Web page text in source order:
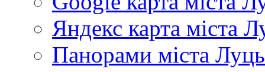
Яндекс карта міста
Панорами міста